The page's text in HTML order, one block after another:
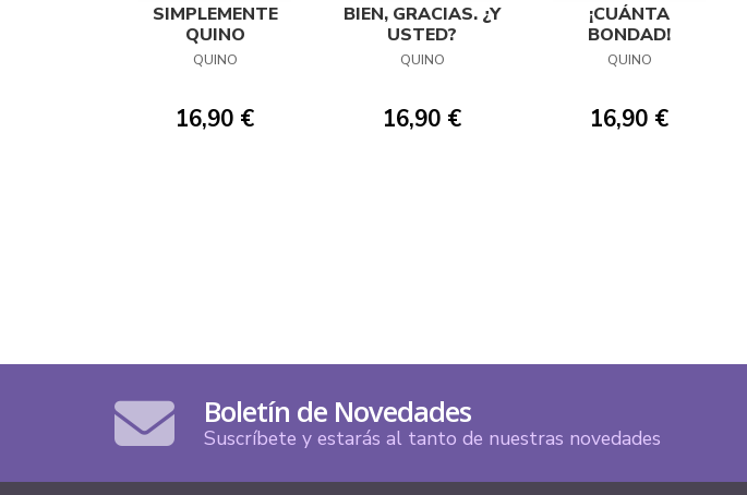
SIMPLEMENTE
QUINO
QUINO
16,90 €
BIEN, GRACIAS. ¿Y
USTED?
QUINO
16,90 €
¡CUÁNTA
BONDAD!
QUINO
16,90 €
Boletín de Novedades
Suscríbete y estarás al tanto de nuestras novedades